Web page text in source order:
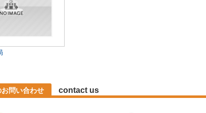
問い合わせ contact us